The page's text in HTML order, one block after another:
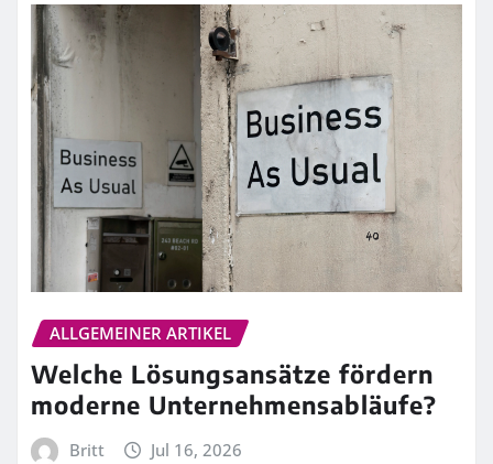
ALLGEMEINER ARTIKEL
Welche Lösungsansätze fördern
moderne Unternehmensabläufe?
Britt Jul 16, 2026